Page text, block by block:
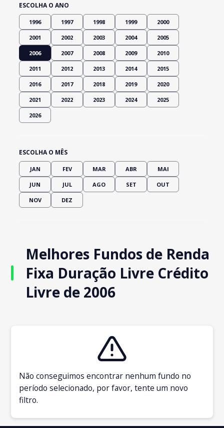
ESCOLHA O ANO
1996 1997 1998 1999 2000
2001 2002 2003 2004 2005
2006 2007 2008 2009 2010
2011 2012 2013 2014 2015
2016 2017 2018 2019 2020
2021 2022 2023 2024 2025
2026
ESCOLHA O MÊS
JAN FEV MAR ABR MAI
JUN JUL AGO SET OUT
NOV DEZ
Melhores Fundos de Renda
Fixa Duração Livre Crédito
Livre de 2006
Não conseguimos encontrar nenhum fundo no
período selecionado, por favor, tente um novo
filtro.